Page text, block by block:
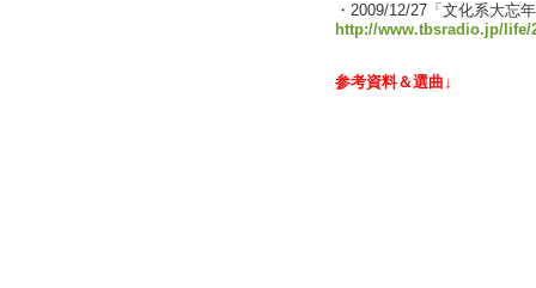
・2009/12/27「文化系大忘
http://www.tbsradio.jp/life/
参考資料＆選曲↓